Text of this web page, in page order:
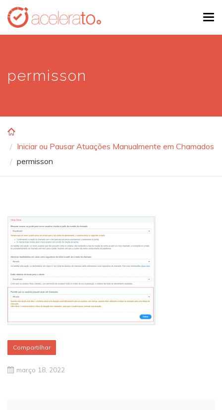
Skip
main
permisson
Iniciar ou Pausar Atuações Manualmente em Chamados
permisson
Compartilhar
março 18, 2022